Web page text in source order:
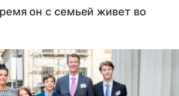
он с семьей живет во